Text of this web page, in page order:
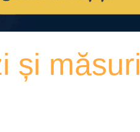
și măsuri